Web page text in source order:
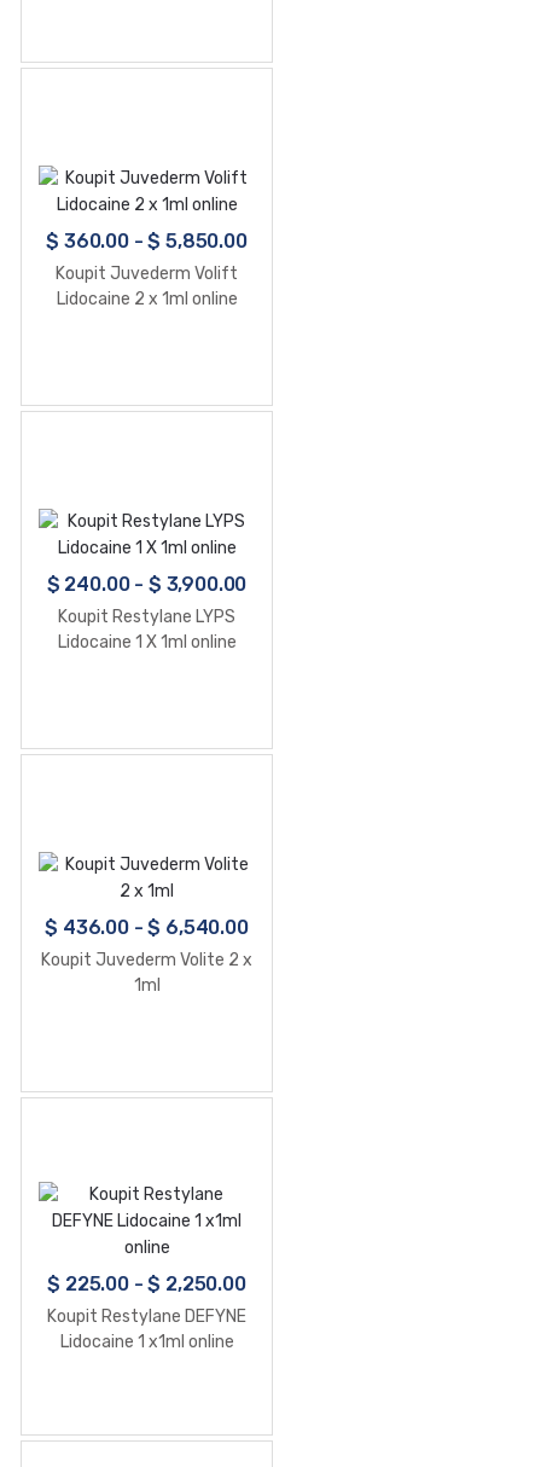
$ 360.00-$ 5,850.00
Koupit Juvederm Volift
Lidocaine 2 x 1ml online
$ 240.00- $ 3,900.00
Koupit Restylane LYPS
Lidocaine 1 X 1ml online
$ 436.00-$ 6,540.00
Koupit Juvederm Volite 2 x
1ml
$ 225.00-$ 2,250.00
Koupit Restylane DEFYNE
Lidocaine 1 x1ml online